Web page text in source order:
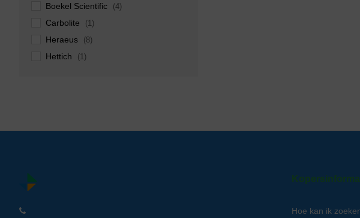
Boekel Scientific (4)
Carbolite (1)
Heraeus (8)
Hettich (1)
Hoe kan ik